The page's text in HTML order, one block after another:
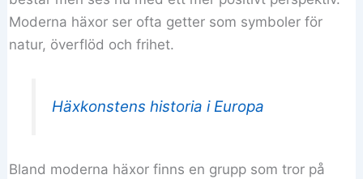
Moderna häxor ser ofta getter som symboler för
natur, överflöd och frihet.
Häxkonstens historia i Europa
Bland moderna häxor finns en grupp som tror på